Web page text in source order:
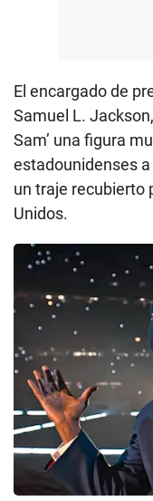
El encargado de
Samuel L.
Sam’ una figura
estadounidenses
un traje recubierto
Unidos.